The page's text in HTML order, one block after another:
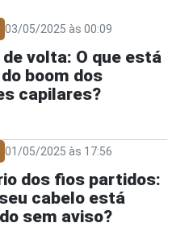
03/05/2025 às 00:09
volta: O que está
boom dos
capilares?
01/05/2025 às 17:56
dos fios partidos:
cabelo está
sem aviso?